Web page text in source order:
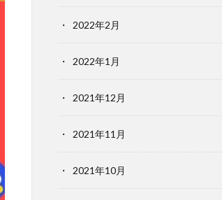
2022年2月
2022年1月
2021年12月
2021年11月
2021年10月